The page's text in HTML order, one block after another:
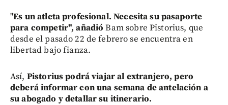
"Es un atleta profesional. Necesita su pasaporte
para competir", añadió Bam sobre Pistorius, que
desde el pasado 22 de febrero se encuentra en
libertad bajo fianza.
Así, Pistorius podrá viajar al extranjero, pero
deberá informar con una semana de antelación a
su abogado y detallar su itinerario.